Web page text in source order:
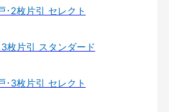
･2枚片引 セレクト
3枚片引 スタンダード
･3枚片引 セレクト